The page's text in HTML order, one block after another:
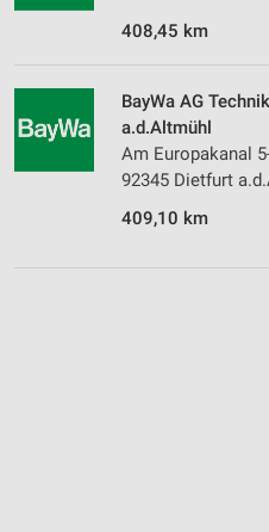
408,45 km
BayWa AG
a.d.Altmühl
Am Europakanal
92345 Dietfurt
409,10 km